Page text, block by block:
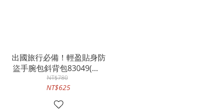
出國旅行必備！輕盈貼身防
盜手腕包斜背包83049(共7
色)
NT$780
NT$625